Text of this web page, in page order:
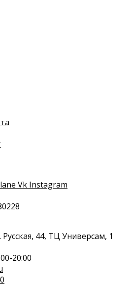
Vk Instagram
44, ТЦ Универсам, 1
20:00